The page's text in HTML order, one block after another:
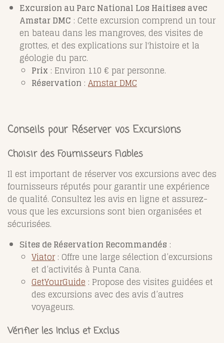
Excursion au Parc National Los Haitises avec
Amstar DMC : Cette excursion comprend un tour
en bateau dans les mangroves, des visites de
grottes, et des explications sur l'histoire et la
géologie du parc.
Prix : Environ 110 € par personne.
Réservation : Amstar DMC
Conseils pour Réserver vos Excursions
Choisir des Fournisseurs Fiables
Il est important de réserver vos excursions avec des
fournisseurs réputés pour garantir une expérience
de qualité. Consultez les avis en ligne et assurez-
vous que les excursions sont bien organisées et
sécurisées.
Sites de Réservation Recommandés :
Viator: Offre une large sélection d’excursions
et d’activités à Punta Cana.
GetYourGuide : Propose des visites guidées et
des excursions avec des avis d’autres
voyageurs.
Vérifier les Inclus et Exclus